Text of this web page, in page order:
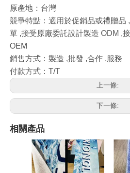
原產地：台灣
競爭特點：適用於促銷品或禮贈品
單 ,接受原廠委託設計製造 ODM ,
OEM
銷售方式：製造 ,批發 ,合作 ,服務
付款方式：T/T
上一條:
下一條:
相關產品